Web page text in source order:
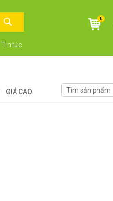
0
Tin tức
GIÁ CAO